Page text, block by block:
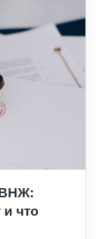
ВНЖ:
и что